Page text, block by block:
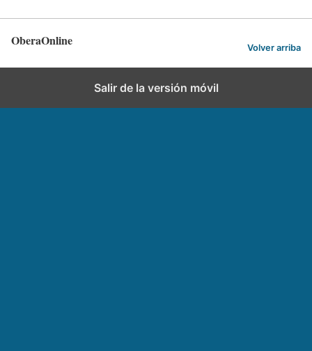
OberaOnline Volver arriba
Salir de la versión móvil